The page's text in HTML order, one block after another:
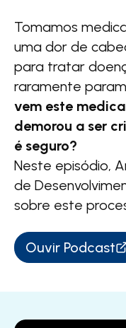
Tomamos
uma dor de
para tratar
raramente
vem este
demorou a ser
é seguro?​
​Neste episódio,
de
sobre este
Ouvir Podcast